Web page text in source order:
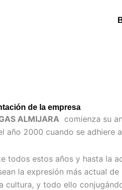
de la empresa
ALMIJARA comienza su
año 2000 cuando se adhiere
todos estos años y hasta la
la expresión más actual
cultura, y todo ello